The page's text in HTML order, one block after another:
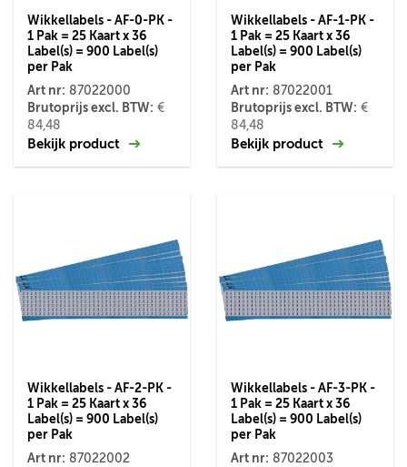
Wikkellabels - AF-0-PK -
1 Pak = 25 Kaart x 36
Label(s) = 900 Label(s)
per Pak
Art nr: 87022000
Brutoprijs excl. BTW: €
84,48
Bekijk product
Wikkellabels - AF-1-PK -
1 Pak = 25 Kaart x 36
Label(s) = 900 Label(s)
per Pak
Art nr: 87022001
Brutoprijs excl. BTW: €
84,48
Bekijk product
Wikkellabels - AF-2-PK -
1 Pak = 25 Kaart x 36
Label(s) = 900 Label(s)
per Pak
Art nr: 87022002
Wikkellabels - AF-3-PK -
1 Pak = 25 Kaart x 36
Label(s) = 900 Label(s)
per Pak
Art nr: 87022003